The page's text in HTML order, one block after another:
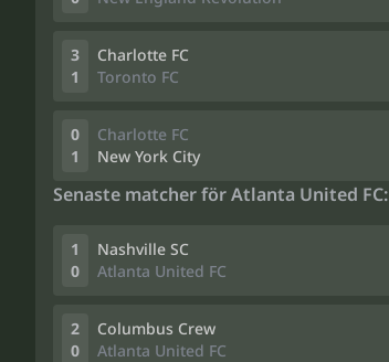
3
1
Charlotte FC
Toronto FC
0
1
Charlotte FC
New York City
Senaste matcher för Atlanta United FC:
1
0
Nashville SC
Atlanta United FC
2
0
Columbus Crew
Atlanta United FC